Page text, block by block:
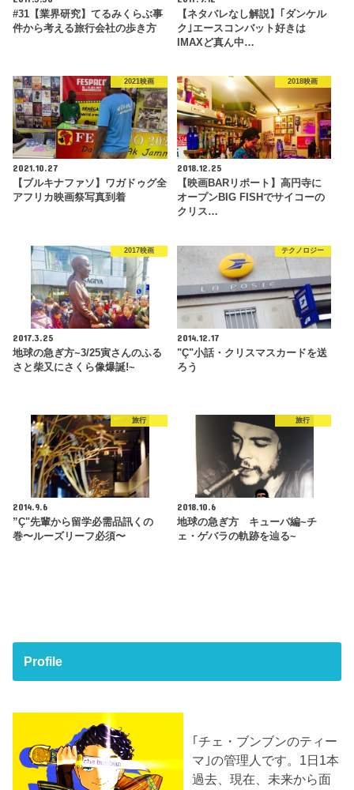
#31【業界研究】てるみくらぶ事
件から考える旅行会社の歩き方
【ネタバレなし解説】｢ダンケル
ク｣エースコンバット好きは
IMAXど真ん中…
2021映画
2021.10.27
【ブルキナファソ】ワガドゥグ全
アフリカ映画祭写真到着
2018映画
2018.12.25
【映画BARリポート】高円寺に
オープンBIG FISHでサイコーの
クリス…
2017映画
2017.3.25
地球の急ぎ方~3/25寅さんのふる
さと柴又にさくら像爆誕!~
テクノロジー
2014.12.17
"Ç"小話・クリスマスカードを送
ろう
旅行
2014.9.6
”Ç"先輩から留学必需品訊くの
巻〜ルーズリーフ必須〜
旅行
2018.10.6
地球の急ぎ方 キューバ編~チ
ェ・ゲバラの軌跡を辿る~
Profile
｢チェ・ブンブンのティー
マ｣の管理人です。1日1本
過去、現在、未来から面